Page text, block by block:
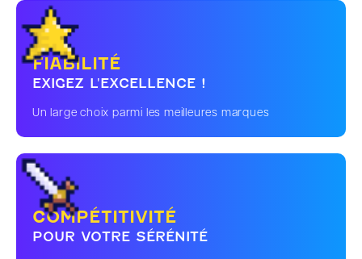
FIABILITÉ
EXIGEZ L'EXCELLENCE !
Un large choix parmi les meilleures marques
COMPÉTITIVITÉ
POUR VOTRE SÉRÉNITÉ